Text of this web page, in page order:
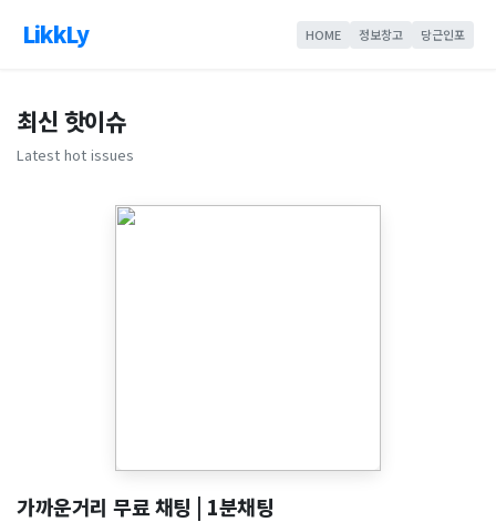
LikkLy HOME 정보창고 당근인포
최신 핫이슈
Latest hot issues
가까운거리 무료 채팅 | 1분채팅